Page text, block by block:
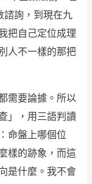
諮詢，到現在九
把自己定位成理
人不一樣的那把
需要論據。所以
」，用三語判讀
命盤上哪個位
樣的跡象，而這
是什麼。我不會